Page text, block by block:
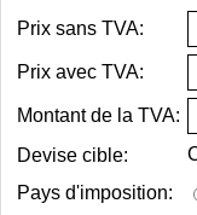
Prix sans TVA:
Prix avec TVA:
Montant de la TVA:
Devise cible:
Pays d'imposition: